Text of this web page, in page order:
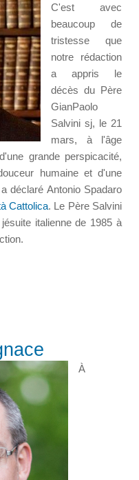
C'est avec
beaucoup de
tristesse que
notre rédaction
a appris le
décès du Père
GianPaolo
Salvini sj, le 21
mars, à l'âge
grande perspicacité,
humaine et d'une
déclaré Antonio Spadaro
Cattolica. Le Père Salvini
italienne de 1985 à
À